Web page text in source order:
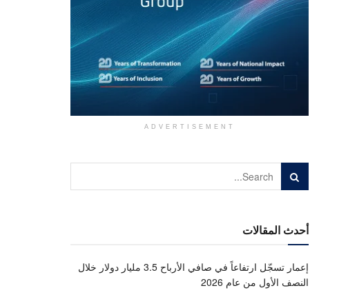
ADVERTISEMENT
أحدث المقالات
إعمار تسجّل ارتفاعاً في صافي الأرباح 3.5 مليار دولار خلال
النصف الأول من عام 2026